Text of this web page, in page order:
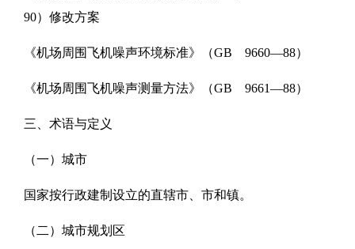
90）修改方案
《机场周围飞机噪声环境标准》（GB 9660—88）
《机场周围飞机噪声测量方法》（GB 9661—88）
三、术语与定义
（一）城市
国家按行政建制设立的直辖市、市和镇。
（二）城市规划区